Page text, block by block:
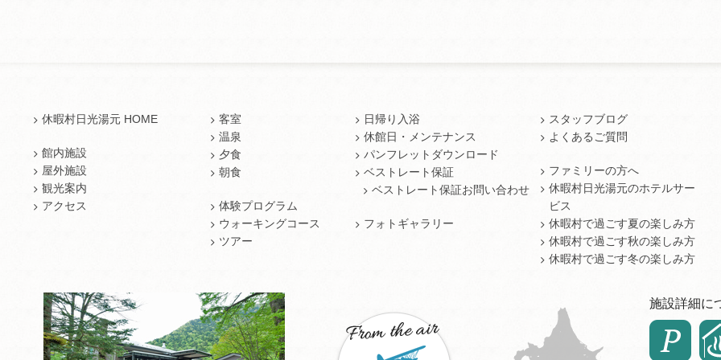
休暇村日光湯元 HOME
館内施設
屋外施設
観光案内
アクセス
客室
温泉
夕食
朝食
体験プログラム
ウォーキングコース
ツアー
日帰り入浴
休館日・メンテナンス
パンフレットダウンロード
ベストレート保証
ベストレート保証お問い合わせ
フォトギャラリー
スタッフブログ
よくあるご質問
ファミリーの方へ
休暇村日光湯元のホテルサー
ビス
休暇村で過ごす夏の楽しみ方
休暇村で過ごす秋の楽しみ方
休暇村で過ごす冬の楽しみ方
施設詳細に